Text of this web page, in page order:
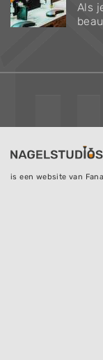
Als
is een website van